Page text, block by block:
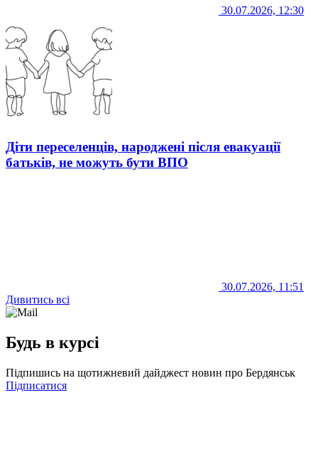
30.07.2026, 12:30
Діти переселенців, народжені після евакуації
батьків, не можуть бути ВПО
30.07.2026, 11:51
Дивитись всі
Будь в курсі
Підпишись на щотижневий дайджест новин про Бердянськ
Підписатися